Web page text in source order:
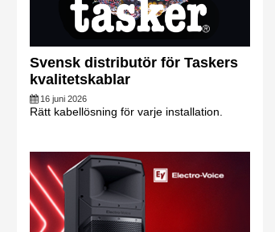
Svensk distributör för Taskers
kvalitetskablar
16 juni 2026
Rätt kabellösning för varje installation.